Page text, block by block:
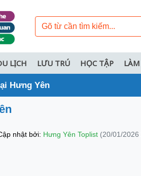
LỊCH LƯU TRÚ HỌC TẬP
Hưng Yên
nhật bởi: Hưng Yên Toplist (20/01/2026